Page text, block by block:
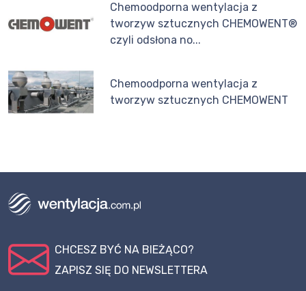
Chemoodporna wentylacja z
tworzyw sztucznych CHEMOWENT®
czyli odsłona no...
Chemoodporna wentylacja z
tworzyw sztucznych CHEMOWENT
CHCESZ BYĆ NA BIEŻĄCO?
ZAPISZ SIĘ DO NEWSLETTERA